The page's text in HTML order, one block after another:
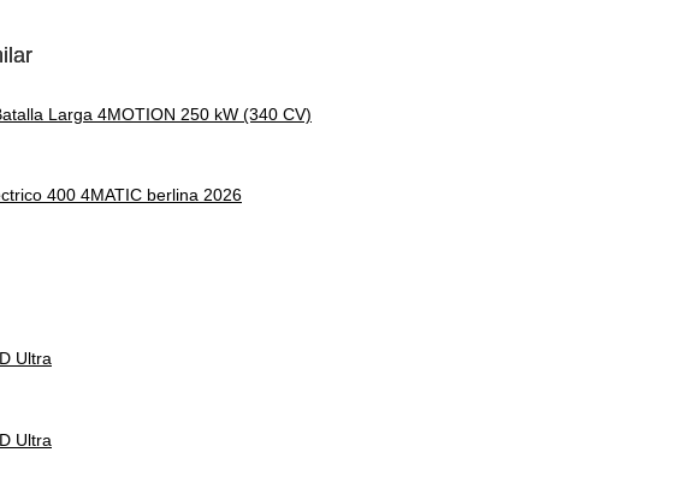
Larga 4MOTION 250 kW (340 CV)
400 4MATIC berlina 2026
Ultra
Ultra